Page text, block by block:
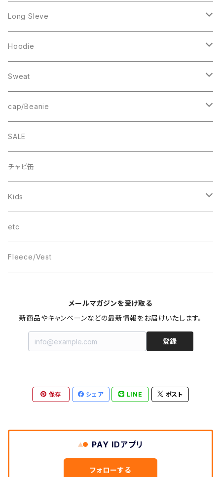
Mesh Tanktop
Sweat
Fleece
Smock
FB CAP
Long Sleve
Square Logo
1st ARCH
cheer
bee(r)
Smile
THINGS
wave
Box Logo
Hoodie
College Logo
Square Logo
Box Logo
Sweat
College Logo
Box Logo
“C”
cap/Beanie
Wappen Beanie
SALE
チャビ缶
Kids
T-SHIRT
etc
Fleece/Vest
メールマガジンを受け取る
新商品やキャンペーンなどの最新情報をお届けいたします。
登録
保存 シェア LINE ポスト
PAY IDアプリ
フォローする